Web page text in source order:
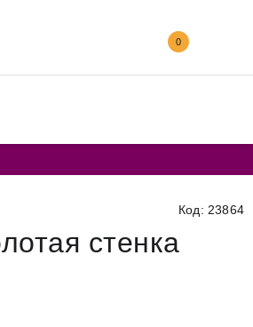
0
Код: 23864
стенка